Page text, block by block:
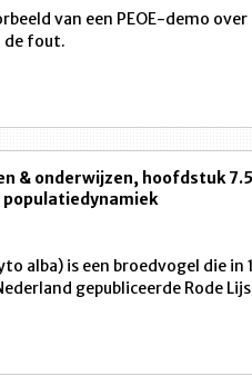
van een PEOE-demo
de fout.
& onderwijzen, hoofdstuk
populatiedynamiek
alba) is een broedvogel die
gepubliceerde Rode